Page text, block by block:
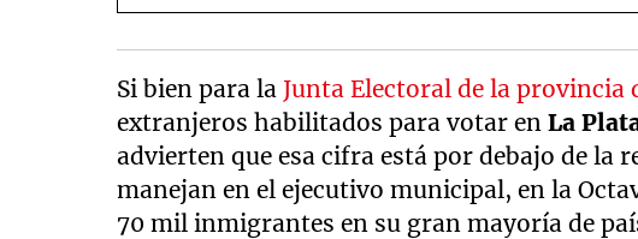
Si bien para la Junta Electoral de la provincia
extranjeros habilitados para votar enLa
advierten que esa cifra está por debajo de la
manejan en el ejecutivo municipal, en la
70 mil inmigrantes en su gran mayoría de